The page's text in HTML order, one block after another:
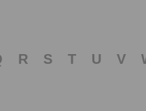
R S T U V